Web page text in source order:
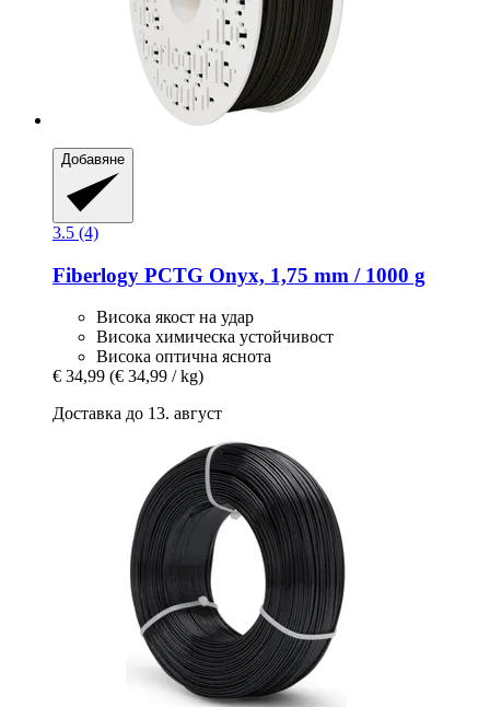
Добавяне
3.5 (4)
Fiberlogy PCTG Onyx, 1,75 mm / 1000 g
Висока якост на удар
Висока химическа устойчивост
Висока оптична яснота
€ 34,99 (€ 34,99 / kg)
Доставка до 13. август